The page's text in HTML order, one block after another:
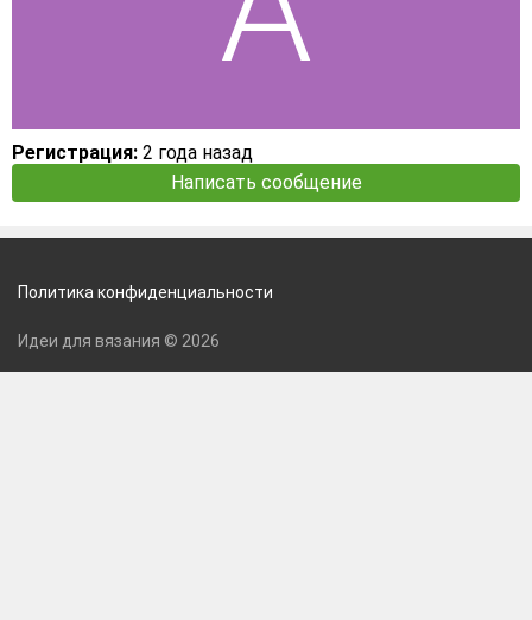
Регистрация: 2 года назад
Написать сообщение
Политика конфиденциальности
Идеи для вязания © 2026